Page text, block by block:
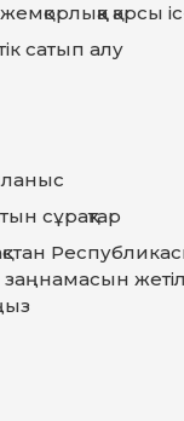
қарсы
сатып алу
сұрақтар